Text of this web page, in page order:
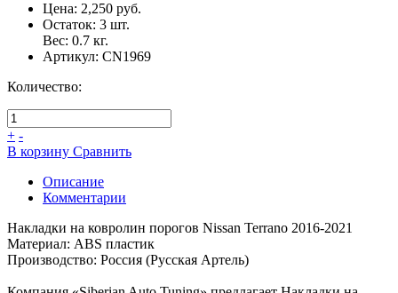
Цена: 2,250 руб.
Остаток: 3 шт.
Вес: 0.7 кг.
Артикул: CN1969
Количество:
+ -
В корзину Сравнить
Описание
Комментарии
Накладки на ковролин порогов Nissan Terrano 2016-2021
Материал: ABS пластик
Производство: Россия (Русская Артель)